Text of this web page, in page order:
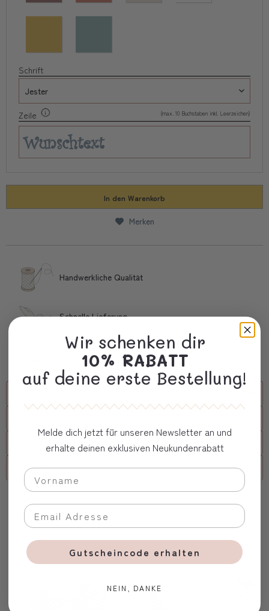
Schrift
Zeile (max. 10 Buchstaben inkl. Leerzeichen)
In den Warenkorb
Merken
Handwerkliche Qualität
Schnelle Lieferung
Kostbare Verpackung
Firmenkunde
Oft zusammen gekauft
Wir schenken dir
10% RABATT
auf deine erste Bestellung!
Melde dich jetzt für unseren Newsletter an und
erhalte deinen exklusiven Neukundenrabatt
Gutscheincode erhalten
NEIN, DANKE